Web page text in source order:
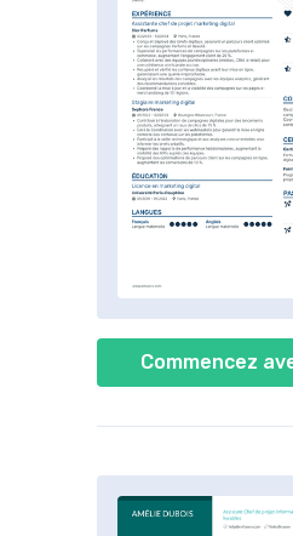
Commencez